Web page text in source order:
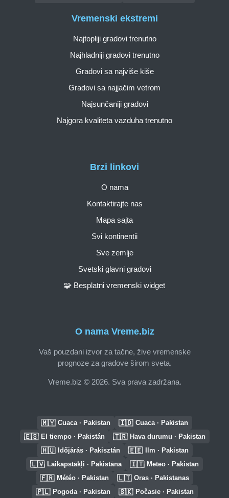
O nama Vreme.biz
Vaš pouzdani izvor za tačne, žive vremenske
prognoze za gradove širom sveta.
Vreme.biz © 2026. Sva prava zadržana.
Brzi linkovi
O nama
Kontaktirajte nas
Mapa sajta
Svi kontinentii
Sve zemlje
Svetski glavni gradovi
🧩 Besplatni vremenski widget
Vremenski ekstremi
Najtopliji gradovi trenutno
Najhladniji gradovi trenutno
Gradovi sa najviše kiše
Gradovi sa najjačim vetrom
Najsunčaniji gradovi
Najgora kvaliteta vazduha trenutno
🇲🇾 Cuaca · Pakistan 🇮🇩 Cuaca · Pakistan
🇪🇸 El tiempo · Pakistán 🇹🇷 Hava durumu · Pakistan
🇭🇺 Időjárás · Pakisztán 🇪🇪 Ilm · Pakistan
🇱🇻 Laikapstākļi · Pakistāna 🇮🇹 Meteo · Pakistan
🇫🇷 Météo · Pakistan 🇱🇹 Oras · Pakistanas
🇵🇱 Pogoda · Pakistan 🇸🇰 Počasie · Pakistan